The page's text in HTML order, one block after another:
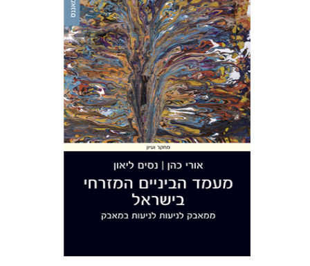
אורי כהן נסים ליאון
הנחת אתר ספר מודפס
$42
$38